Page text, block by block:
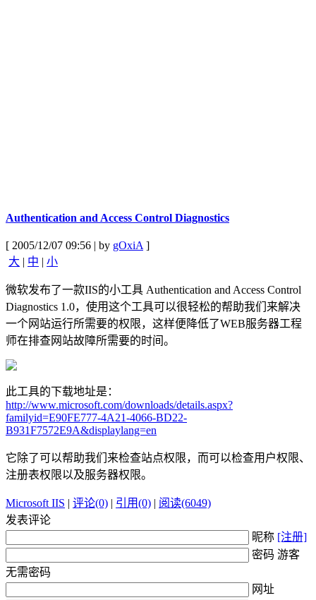
Authentication and Access Control Diagnostics
[ 2005/12/07 09:56 | by gOxiA]
大 | 中 | 小
微软发布了一款IIS的小工具 Authentication and Access Control
Diagnostics 1.0，使用这个工具可以很轻松的帮助我们来解决
一个网站运行所需要的权限，这样便降低了WEB服务器工程
师在排查网站故障所需要的时间。
此工具的下载地址是：
http://www.microsoft.com/downloads/details.aspx?
familyid=E90FE777-4A21-4066-BD22-
B931F7572E9A&displaylang=en
它除了可以帮助我们来检查站点权限，而可以检查用户权限、
注册表权限以及服务器权限。
Microsoft IIS | 评论(0) | 引用(0) | 阅读(6049)
发表评论
昵称 [注册]
密码 游客
无需密码
网址